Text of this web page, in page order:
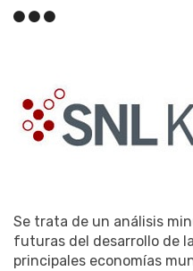
Se trata de un análisis
futuras del desarrollo de
principales economías